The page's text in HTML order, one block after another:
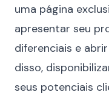
uma página
apresentar seu
diferenciais e
disso,
seus potenciais